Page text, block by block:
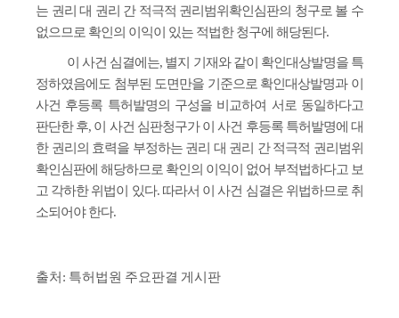
는 권리 대 권리 간 적극적 권리범위확인심판의 청구로 볼 수
없으므로 확인의 이익이 있는 적법한 청구에 해당된다.
이 사건 심결에는, 별지 기재와 같이 확인대상발명을 특
정하였음에도 첨부된 도면만을 기준으로 확인대상발명과 이
사건 후등록 특허발명의 구성을 비교하여 서로 동일하다고
판단한 후, 이 사건 심판청구가 이 사건 후등록 특허발명에 대
한 권리의 효력을 부정하는 권리 대 권리 간 적극적 권리범위
확인심판에 해당하므로 확인의 이익이 없어 부적법하다고 보
고 각하한 위법이 있다. 따라서 이 사건 심결은 위법하므로 취
소되어야 한다.
출처: 특허법원 주요판결 게시판